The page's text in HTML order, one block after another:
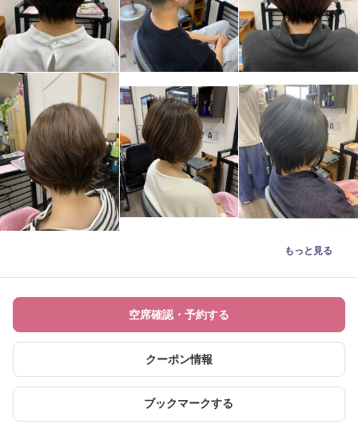
もっと見る
空席確認・予約する
クーポン情報
ブックマークする